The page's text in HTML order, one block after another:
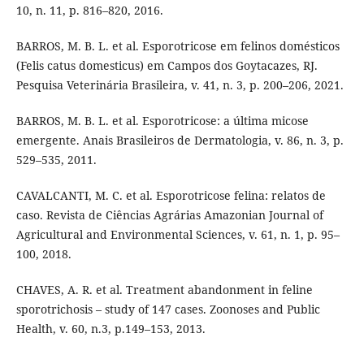
10, n. 11, p. 816–820, 2016.
BARROS, M. B. L. et al. Esporotricose em felinos domésticos
(Felis catus domesticus) em Campos dos Goytacazes, RJ.
Pesquisa Veterinária Brasileira, v. 41, n. 3, p. 200–206, 2021.
BARROS, M. B. L. et al. Esporotricose: a última micose
emergente. Anais Brasileiros de Dermatologia, v. 86, n. 3, p.
529–535, 2011.
CAVALCANTI, M. C. et al. Esporotricose felina: relatos de
caso. Revista de Ciências Agrárias Amazonian Journal of
Agricultural and Environmental Sciences, v. 61, n. 1, p. 95–
100, 2018.
CHAVES, A. R. et al. Treatment abandonment in feline
sporotrichosis – study of 147 cases. Zoonoses and Public
Health, v. 60, n.3, p.149–153, 2013.